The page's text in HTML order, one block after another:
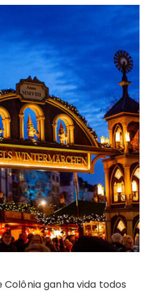
ganha vida todos